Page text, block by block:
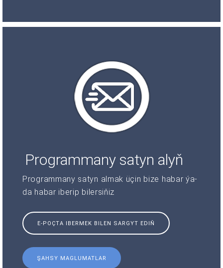
Programmany satyn alyň
Programmany satyn almak üçin bize habar ýa-
da habar iberip bilersiňiz
E-POÇTA IBERMEK BILEN SARGYT EDIŇ
ŞAHSY MAGLUMATLAR